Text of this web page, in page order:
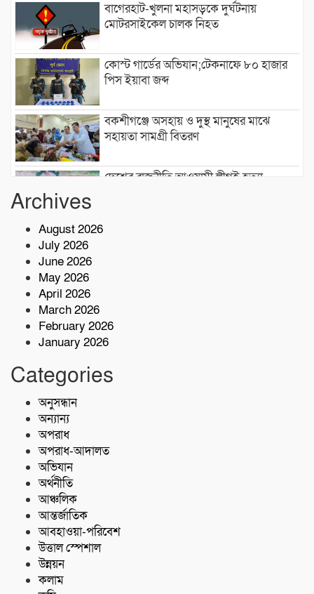
বাগেরহাট-খুলনা মহাসড়কে ‌দুর্ঘটনায়
মোটরসাইকেল চালক নিহত
কোস্ট গার্ডের অভিযান;টেকনাফে ৮০ হাজার
পিস ইয়াবা জব্দ
বকশীগঞ্জে অসহায় ও দুস্থ মানুষের মাঝে
সহায়তা সামগ্রী বিতরণ
দেশের রাজনীতি আওয়ামী লীগই হত্যা
বাসচাপায় ৭ শ্রমিক নিহত,আহত অন্তত ১৪ জন
Archives
August 2026
July 2026
June 2026
May 2026
April 2026
March 2026
February 2026
January 2026
Categories
অনুসন্ধান
অন্যান্য
অপরাধ
অপরাধ-আদালত
অভিযান
অর্থনীতি
আঞ্চলিক
আন্তর্জাতিক
আবহাওয়া-পরিবেশ
উত্তাল স্পেশাল
উন্নয়ন
কলাম